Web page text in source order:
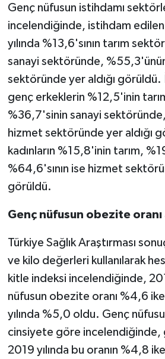
Genç nüfusun istihdamı
incelendiğinde, istihdam
yılında %13,6'sının tarım
sanayi sektöründe,
sektöründe yer aldığı
genç erkeklerin %12,5'inin
%36,7'sinin sanayi
hizmet sektöründe yer aldığı
kadınların %15,8'inin tarım,
%64,6'sının ise hizmet
görüldü.
Genç nüfusun obezite oranı
Türkiye Sağlık Araştırması
ve kilo değerleri kullanılarak
kitle indeksi incelendiğinde,
nüfusun obezite oranı %4,6
yılında %5,0 oldu. Genç
cinsiyete göre incelendiğinde,
2019 yılında bu oranın %4,8